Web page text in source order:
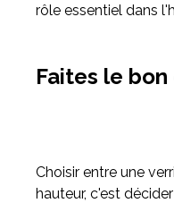
rôle essentiel dans
Faites le
Choisir entre une
hauteur, c'est